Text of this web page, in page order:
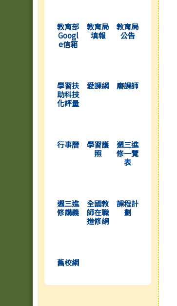
教育部
Googl
e信箱
教育局
填報
教育局
公告
(另開新視窗)
學習扶
助科技
化評量
愛課網 磨課師
(另開新視窗)
行事曆
學習護
照
週三進
修一覽
表
(另開新視窗)
週三進
修講義
全國教
師在職
進修網
課程計
劃
(另開新視窗)
舊校網